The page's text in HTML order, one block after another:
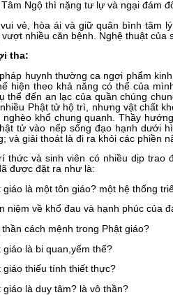
Ngộ thì nặng tư lự và ngại đám
vẻ, hòa ái và giữ quân bình tâm
nhiều căn bệnh. Nghệ thuật của
tha:
huynh thường ca ngợi phẩm
hiện theo khả năng có thể của
thể đến an lạc của quần chúng
Phật tử hộ trì, nhưng vật chất
nghèo khổ chung quanh. Thầy
tử vào nếp sống đạo hạnh dưới
và giải thoát là đi ra khỏi các phiền
thức và sinh viên có nhiều dịp trao
được đặt ra như là:
giáo là một tôn giáo? một hệ thống
niệm về khổ đau và hạnh phúc của
thần cách mệnh trong Phật giáo?
giáo là bi quan,yếm thế?
giáo thiếu tính thiết thực?
giáo là duy tâm? là vô thần?